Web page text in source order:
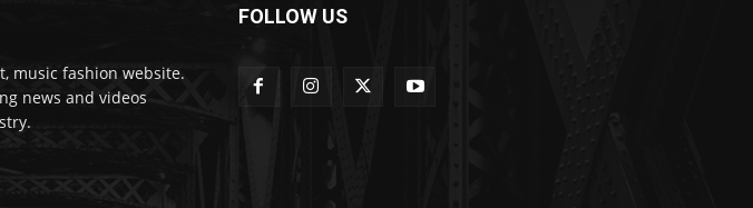
music fashion website.
news and videos
FOLLOW US